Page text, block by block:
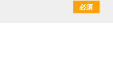
必須